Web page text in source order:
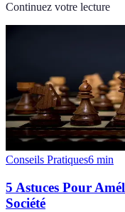
Continuez votre lecture
Conseils Pratiques6 min
5 Astuces Pour
Société